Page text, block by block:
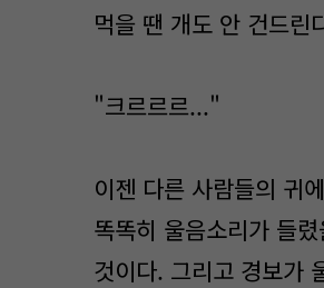
먹을 땐 개도 안 건드린
"크르르르..."
이젠 다른 사람들의 귀
똑똑히 울음소리가 들렸
것이다. 그리고 경보가